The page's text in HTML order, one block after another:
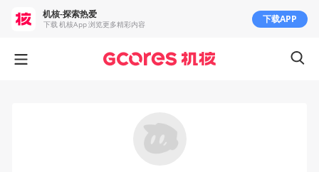
机核-探索热爱
下载 机核App 浏览更多精彩内容 下载APP